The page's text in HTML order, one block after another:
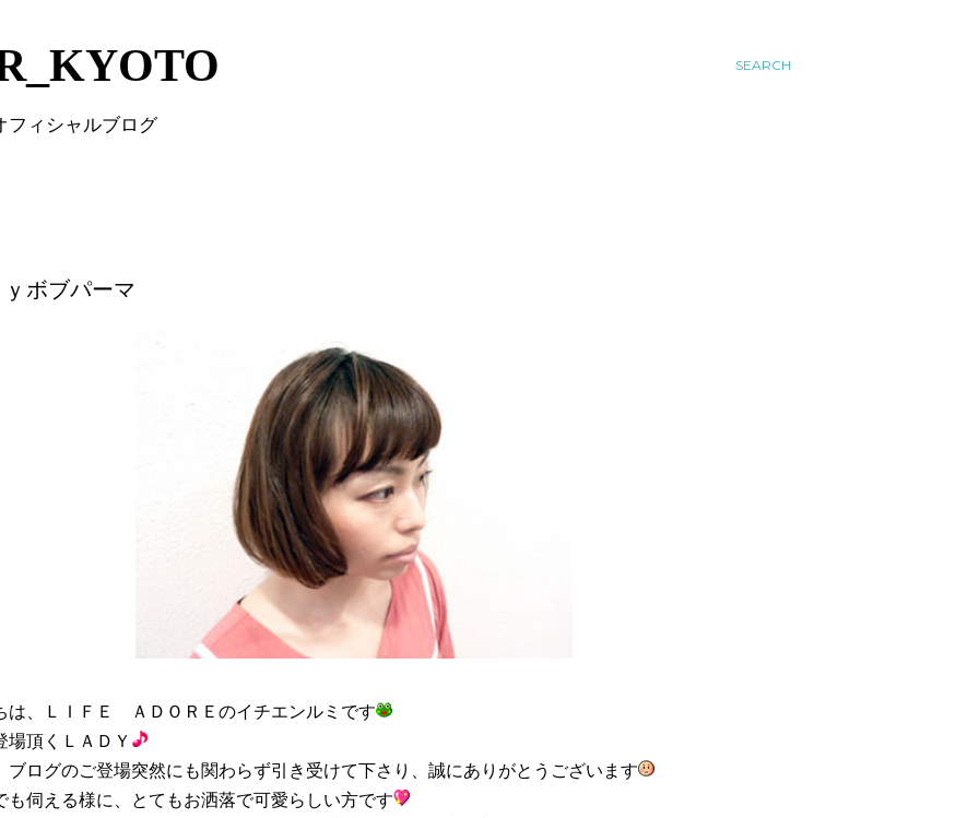
SEARCH
フィシャルブログ
ボブパーマ
は、ＬＩＦＥ ＡＤＯＲＥのイチエンルミです
場頂くＬＡＤＹ
ブログのご登場突然にも関わらず引き受けて下さり、誠にありがとうございます
も伺える様に、とてもお洒落で可愛らしい方です